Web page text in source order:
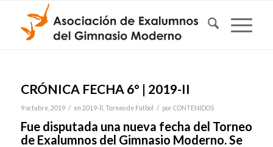
CRÓNICA FECHA 6° | 2019-II
9 octubre, 2019 / en 2019-ll Torneo de Fútbol / por CONTENIDOS
Fue disputada una nueva fecha del Torneo
de Exalumnos del Gimnasio Moderno. Se